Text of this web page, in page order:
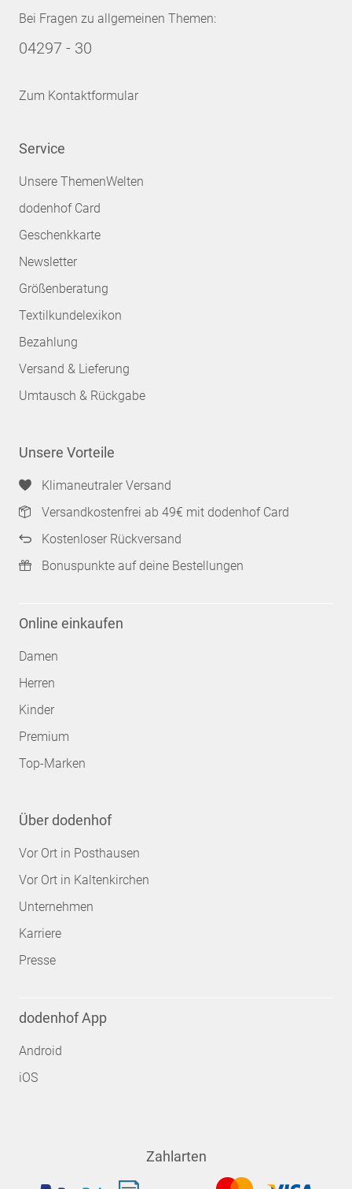
Bei Fragen zu allgemeinen Themen:
04297 - 30
Zum Kontaktformular
Service
Unsere ThemenWelten
dodenhof Card
Geschenkkarte
Newsletter
Größenberatung
Textilkundelexikon
Bezahlung
Versand & Lieferung
Umtausch & Rückgabe
Unsere Vorteile
Klimaneutraler Versand
Versandkostenfrei ab 49€ mit dodenhof Card
Kostenloser Rückversand
Bonuspunkte auf deine Bestellungen
Online einkaufen
Damen
Herren
Kinder
Premium
Top-Marken
Über dodenhof
Vor Ort in Posthausen
Vor Ort in Kaltenkirchen
Unternehmen
Karriere
Presse
dodenhof App
Android
iOS
Zahlarten